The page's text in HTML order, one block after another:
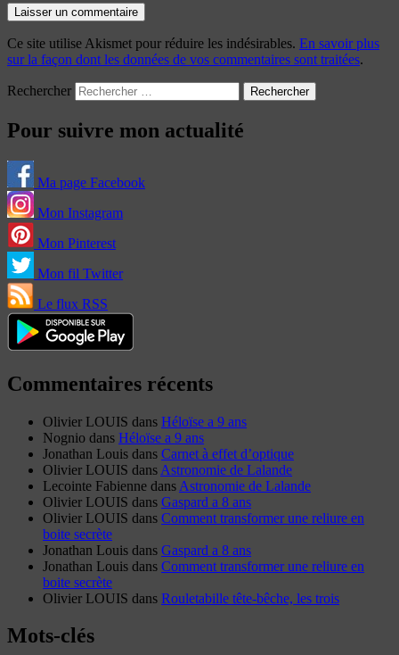
Ce site utilise Akismet pour réduire les indésirables. En savoir plus
sur la façon dont les données de vos commentaires sont traitées.
Rechercher
Pour suivre mon actualité
Ma page Facebook
Mon Instagram
Mon Pinterest
Mon fil Twitter
Le flux RSS
Commentaires récents
Olivier LOUIS dans Héloïse a 9 ans
Nognio dans Héloïse a 9 ans
Jonathan Louis dans Carnet à effet d’optique
Olivier LOUIS dans Astronomie de Lalande
Lecointe Fabienne dans Astronomie de Lalande
Olivier LOUIS dans Gaspard a 8 ans
Olivier LOUIS dans Comment transformer une reliure en
boite secrète
Jonathan Louis dans Gaspard a 8 ans
Jonathan Louis dans Comment transformer une reliure en
boite secrète
Olivier LOUIS dans Rouletabille tête-bêche, les trois
Mots-clés